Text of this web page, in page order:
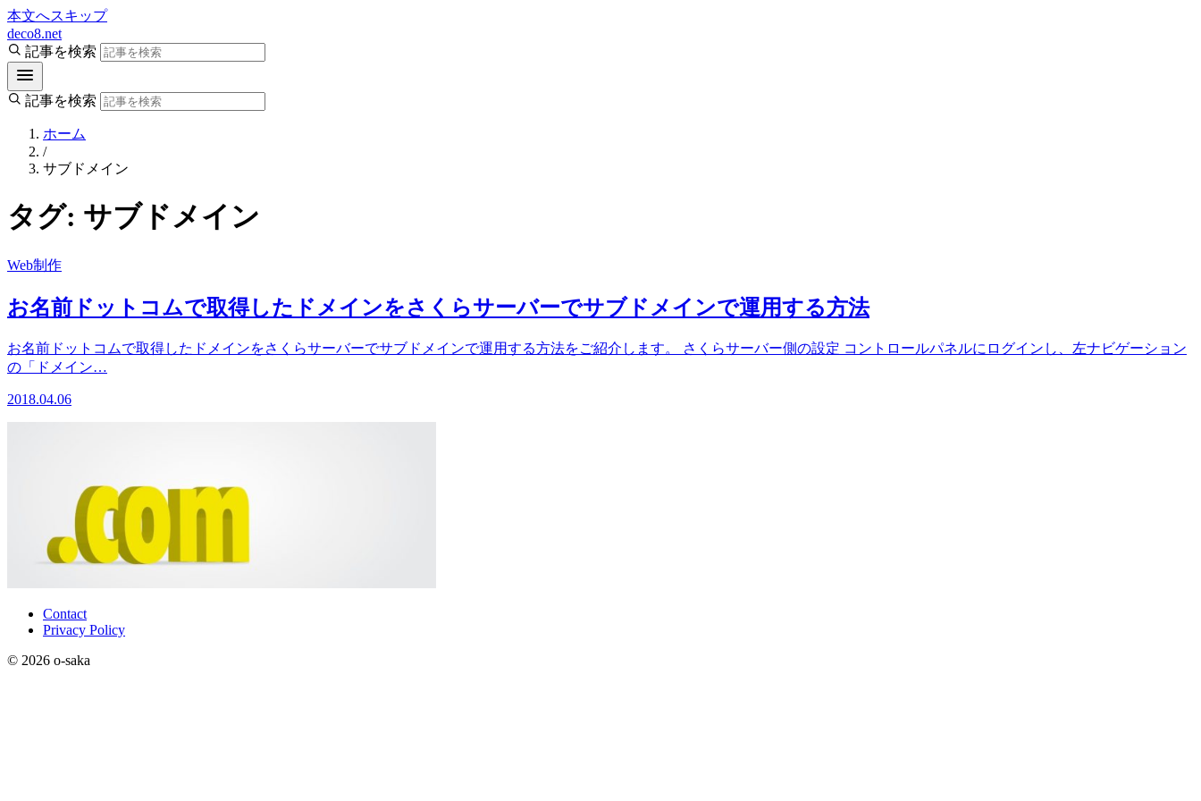
本文へスキップ
deco8.net
記事を検索
記事を検索
ホーム
/
サブドメイン
タグ: サブドメイン
Web制作
お名前ドットコムで取得したドメインをさくらサーバーでサブドメインで運用する方法
お名前ドットコムで取得したドメインをさくらサーバーでサブドメインで運用する方法をご紹介します。 さくらサーバー側の設定 コントロールパネルにログインし、左ナビゲーション
の「ドメイン…
2018.04.06
Contact
Privacy Policy
© 2026 o-saka